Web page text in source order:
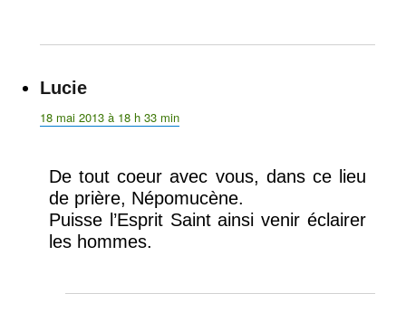
Lucie
18 mai 2013 à 18 h 33 min
De tout coeur avec vous, dans ce lieu
de prière, Népomucène.
Puisse l’Esprit Saint ainsi venir éclairer
les hommes.